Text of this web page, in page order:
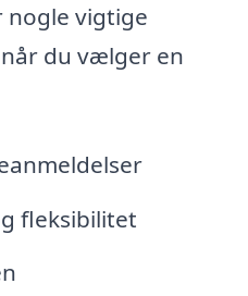
nogle vigtige
du vælger en
fleksibilitet